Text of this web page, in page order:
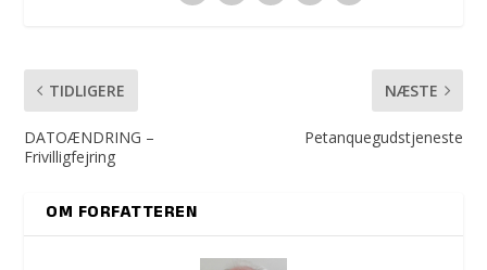
TIDLIGERE
DATOÆNDRING –
Frivilligfejring
NÆSTE
Petanquegudstjeneste
OM FORFATTEREN